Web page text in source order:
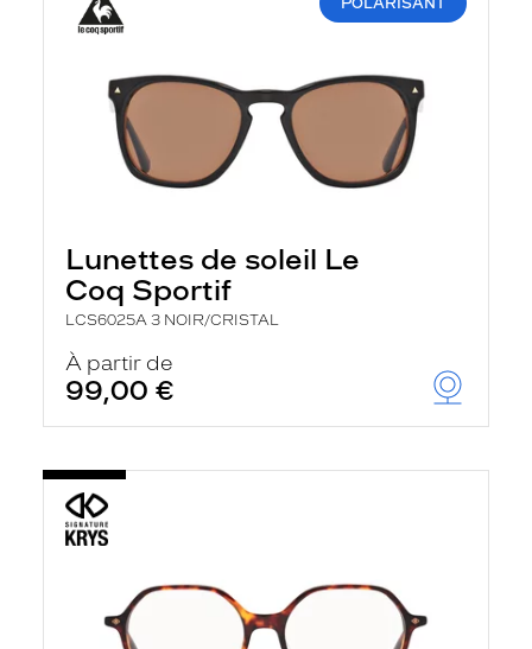
Lunettes de soleil Le
Coq Sportif
LCS6025A 3 NOIR/CRISTAL
À partir de
99,00 €